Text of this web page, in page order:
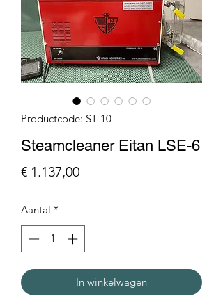
Productcode: ST 10
Steamcleaner Eitan LSE-6
€ 1.137,00Prijs
Aantal *
In winkelwagen